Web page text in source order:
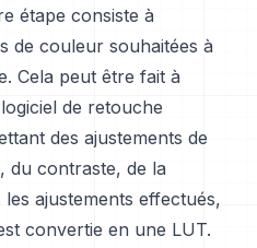
étape consiste à
de couleur souhaitées à
Cela peut être fait à
de retouche
des ajustements de
du contraste, de la
ajustements effectués,
convertie en une LUT.